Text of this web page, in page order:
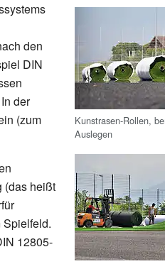
Kunstrasen-Rollen,
Auslegen
den
DIN
der
(zum
(das heißt
Spielfeld.
12805-